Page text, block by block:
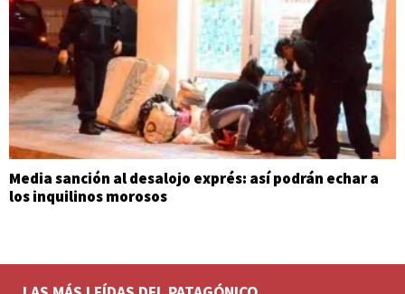
Media sanción al desalojo exprés: así podrán echar a
los inquilinos morosos